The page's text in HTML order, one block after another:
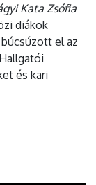
Kata Zsófia
diákok
el az
és kari